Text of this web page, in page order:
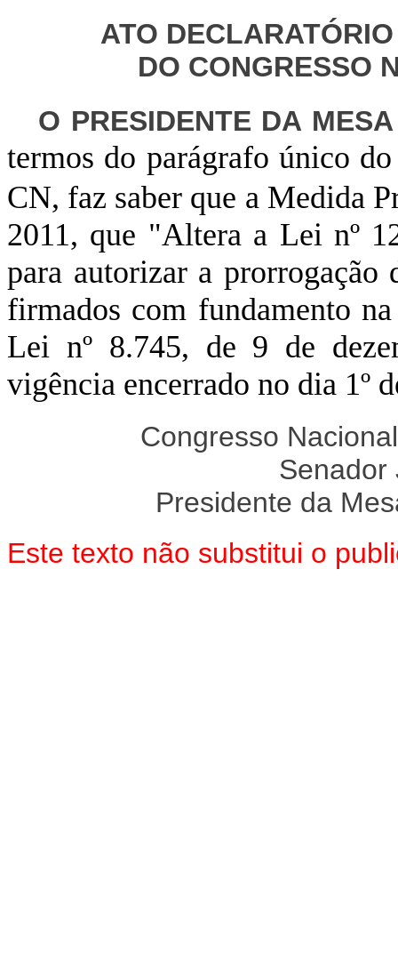
ATO
DO CONGRESSO
O PRESIDENTE DA
termos do parágrafo único
CN, faz saber que a Medida
2011, que "Altera a Lei nº
para autorizar a prorrogação
firmados com fundamento
Lei nº 8.745, de 9 de
vigência encerrado no dia 1º
Congresso
Senador
Presidente da
Este texto não substitui o